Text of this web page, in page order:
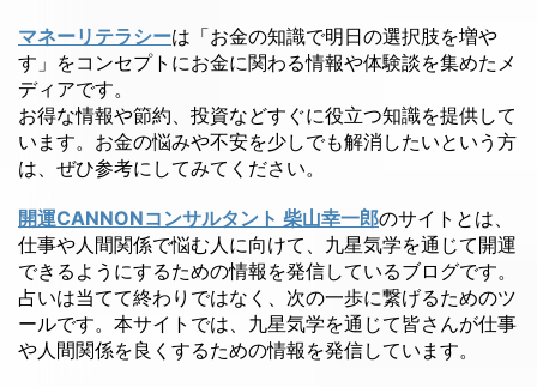
マネーリテラシーは「お金の知識で明日の選択肢を増や
す」をコンセプトにお金に関わる情報や体験談を集めたメ
ディアです。
お得な情報や節約、投資などすぐに役立つ知識を提供して
います。お金の悩みや不安を少しでも解消したいという方
は、ぜひ参考にしてみてください。
開運CANNONコンサルタント 柴山幸一郎のサイトとは、
仕事や人間関係で悩む人に向けて、九星気学を通じて開運
できるようにするための情報を発信しているブログです。
占いは当てて終わりではなく、次の一歩に繋げるためのツ
ールです。本サイトでは、九星気学を通じて皆さんが仕事
や人間関係を良くするための情報を発信しています。